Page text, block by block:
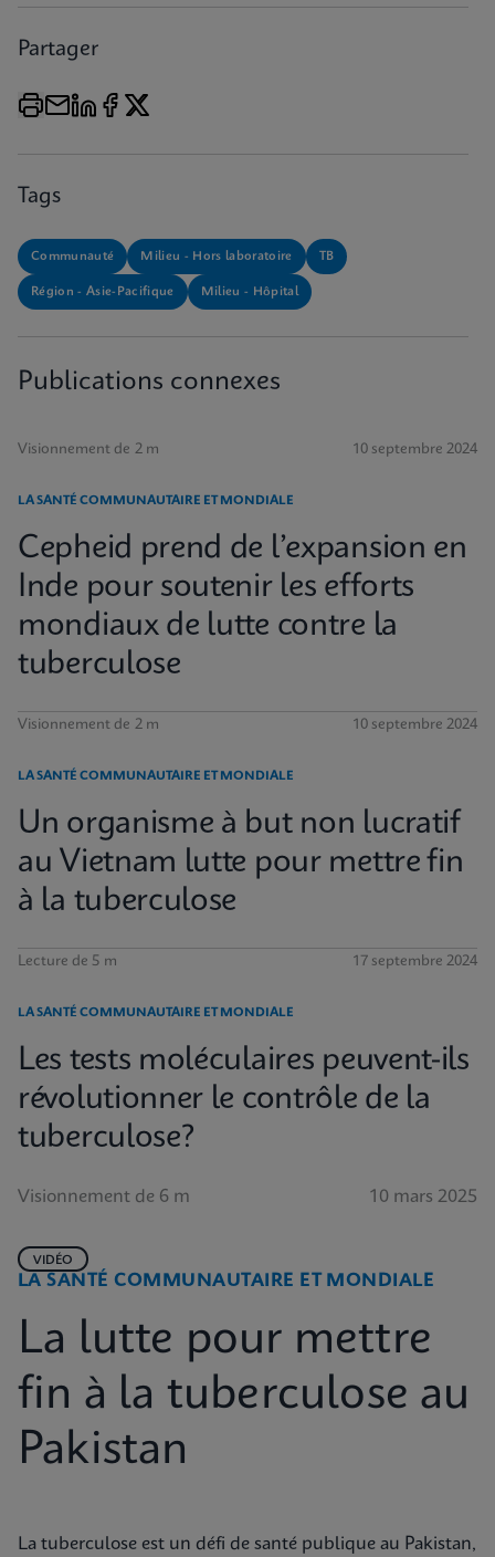
Partager
Tags
Communauté Milieu - Hors laboratoire TB
Région - Asie-Pacifique Milieu - Hôpital
Publications connexes
Visionnement de 2 m 10 septembre 2024
LA SANTÉ COMMUNAUTAIRE ET MONDIALE
Cepheid prend de l’expansion en
Inde pour soutenir les efforts
mondiaux de lutte contre la
tuberculose
Visionnement de 2 m 10 septembre 2024
LA SANTÉ COMMUNAUTAIRE ET MONDIALE
Un organisme à but non lucratif
au Vietnam lutte pour mettre fin
à la tuberculose
Lecture de 5 m 17 septembre 2024
LA SANTÉ COMMUNAUTAIRE ET MONDIALE
Les tests moléculaires peuvent-ils
révolutionner le contrôle de la
tuberculose?
Visionnement de 6 m 10 mars 2025
LA SANTÉ COMMUNAUTAIRE ET MONDIALE
VIDÉO
La lutte pour mettre
fin à la tuberculose au
Pakistan
La tuberculose est un défi de santé publique au Pakistan,